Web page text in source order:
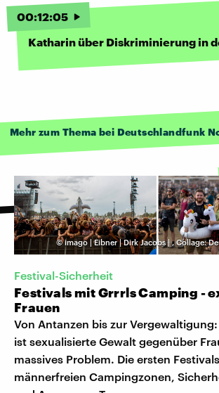
00:12:05
Katharin über Diskriminierung in
Mehr zum Thema bei Deutschlandfunk
©imago | Eibner | Dirk Jacobs |,Collage:
Festival-Sicherheit
Festivals mit Grrrls Camping -
Frauen
Von Antanzen bis zur
ist sexualisierte Gewalt gegenüber
massives Problem. Die ersten
männerfreien Campingzonen,